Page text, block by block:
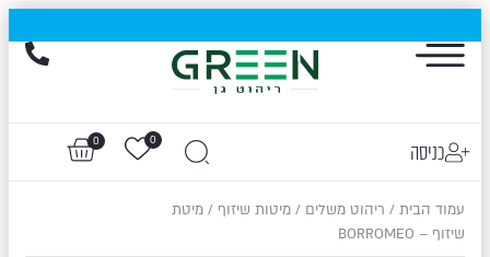
הייגולד- המותג שכבש את עולם החוץ, עכשיו בהנחות של עד 50%
כניסה 0
0
עמוד הבית / ריהוט משלים / מיטות שיזוף / מיטת
שיזוף – BORROMEO